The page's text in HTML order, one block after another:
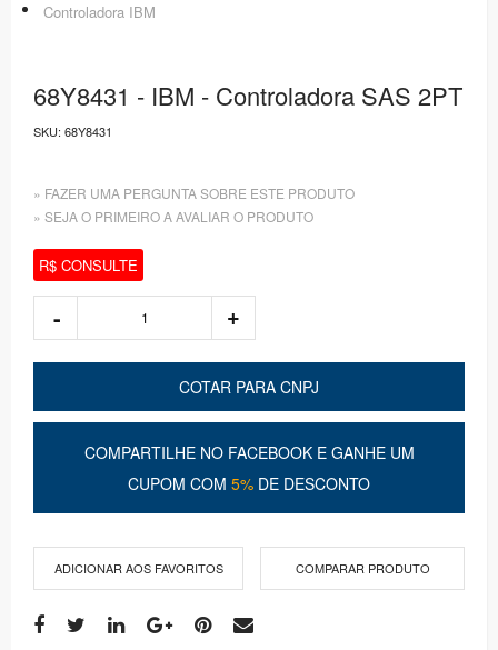
Controladora IBM
68Y8431 - IBM - Controladora SAS 2PT
SKU: 68Y8431
» FAZER UMA PERGUNTA SOBRE ESTE PRODUTO
» SEJA O PRIMEIRO A AVALIAR O PRODUTO
R$ CONSULTE
COTAR PARA CNPJ
COMPARTILHE NO FACEBOOK E GANHE UM
CUPOM COM 5% DE DESCONTO
ADICIONAR AOS FAVORITOS COMPARAR PRODUTO